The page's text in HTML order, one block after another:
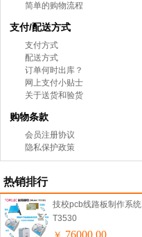
简单的购物流程
支付/配送方式
支付方式
配送方式
订单何时出库？
网上支付小贴士
关于送货和验货
购物条款
会员注册协议
隐私保护政策
热销排行
技校pcb线路板制作系统
T3530
76000.00